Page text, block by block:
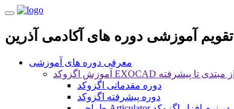
تقویم آموزشی دوره های آکادمی آذرین
معرفی دوره های آموزشی
آموزش اگزوکد EXOCAD از مبتدی تا پیشرفته
دوره مقدماتی اگزوکد
دوره پیشرفته اگزوکد